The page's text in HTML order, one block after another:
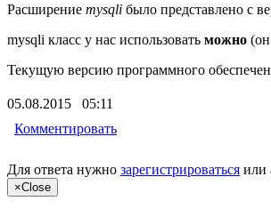
Расширение mysqli было представлено с
mysqli класс у нас использовать можно
Текущую версию программного
05.08.2015 05:11
Комментировать
Для ответа нужно зарегистрироваться или
×Close